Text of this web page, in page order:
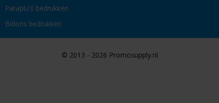
Paraplu's bedrukken
Bidons bedrukken
© 2013 - 2026 Promosupply.nl